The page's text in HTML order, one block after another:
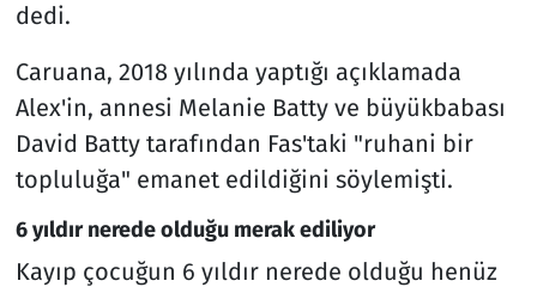
dedi.
Caruana, 2018 yılında yaptığı açıklamada
Alex'in, annesi Melanie Batty ve büyükbabası
David Batty tarafından Fas'taki "ruhani bir
topluluğa" emanet edildiğini söylemişti.
6 yıldır nerede olduğu merak ediliyor
Kayıp çocuğun 6 yıldır nerede olduğu henüz